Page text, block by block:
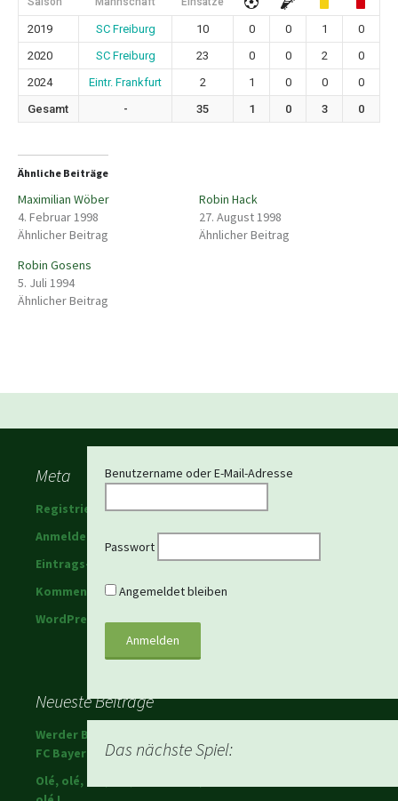
2019 SC Freiburg 10 0 0 1
0
2020
SC Freiburg 23 0 0 2
0
2024
Eintr. Frankfurt 2 1 0 0
0
Gesamt
- 35 1 0 3 0
Ähnliche Beiträge
Maximilian Wöber
4. Februar 1998
Ähnlicher Beitrag
Robin Hack
27. August 1998
Ähnlicher Beitrag
Robin Gosens
5. Juli 1994
Ähnlicher Beitrag
Beitragsnavigation
Benutzername oder E-Mail-Adresse
Passwort
Angemeldet bleiben
Das nächste Spiel:
Meta
Registrieren
Anmelden
Eintrags-Feed
Kommentar-Feed
WordPress.org
Neueste Beiträge
Werder Bremen schlägt den
FC Bayern!
Olé, olé, olé, olé; Ole Werner,